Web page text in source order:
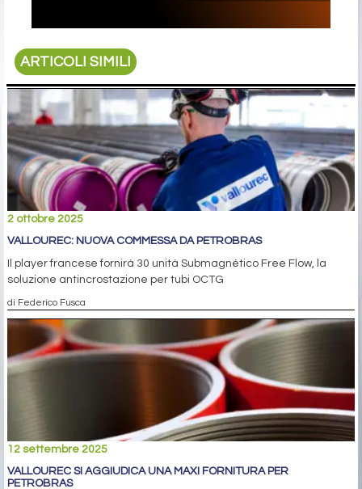
ARTICOLI SIMILI
2 ottobre 2025
VALLOUREC: NUOVA COMMESSA DA PETROBRAS
Il player francese fornirà 30 unità Submagnético Free Flow, la
soluzione antincrostazione per tubi OCTG
di Federico Fusca
12 settembre 2025
VALLOUREC SI AGGIUDICA UNA MAXI FORNITURA PER
PETROBRAS